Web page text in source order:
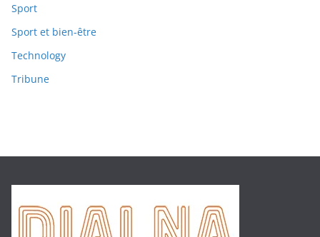
Sport
Sport et bien-être
Technology
Tribune